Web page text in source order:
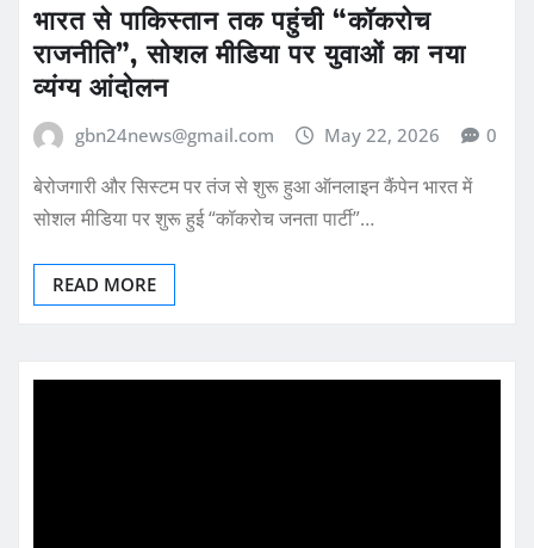
भारत से पाकिस्तान तक पहुंची “कॉकरोच
राजनीति”, सोशल मीडिया पर युवाओं का नया
व्यंग्य आंदोलन
gbn24news@gmail.com May 22, 2026 0
बेरोजगारी और सिस्टम पर तंज से शुरू हुआ ऑनलाइन कैंपेन भारत में
सोशल मीडिया पर शुरू हुई “कॉकरोच जनता पार्टी”…
READ MORE